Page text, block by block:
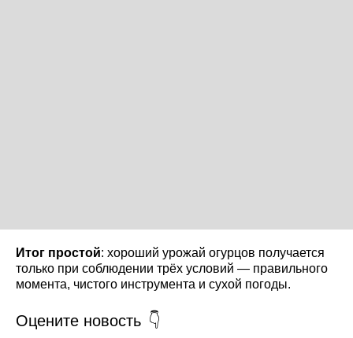
Итог простой: хороший урожай огурцов получается
только при соблюдении трёх условий — правильного
момента, чистого инструмента и сухой погоды.
Оцените новость